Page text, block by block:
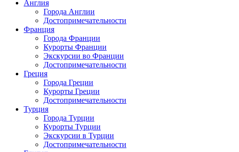
Англия
Города Англии
Достопримечательности
Франция
Города Франции
Курорты Франции
Экскурсии во Франции
Достопримечательности
Греция
Города Греции
Курорты Греции
Достопримечательности
Турция
Города Турции
Курорты Турции
Экскурсии в Турции
Достопримечательности